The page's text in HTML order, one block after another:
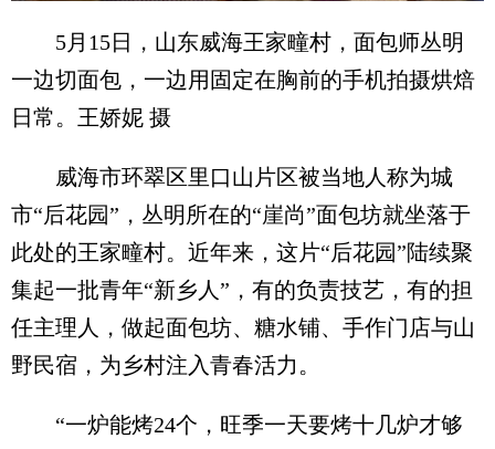
5月15日，山东威海王家疃村，面包师丛明
一边切面包，一边用固定在胸前的手机拍摄烘焙
日常。王娇妮 摄
威海市环翠区里口山片区被当地人称为城
市“后花园”，丛明所在的“崖尚”面包坊就坐落于
此处的王家疃村。近年来，这片“后花园”陆续聚
集起一批青年“新乡人”，有的负责技艺，有的担
任主理人，做起面包坊、糖水铺、手作门店与山
野民宿，为乡村注入青春活力。
“一炉能烤24个，旺季一天要烤十几炉才够